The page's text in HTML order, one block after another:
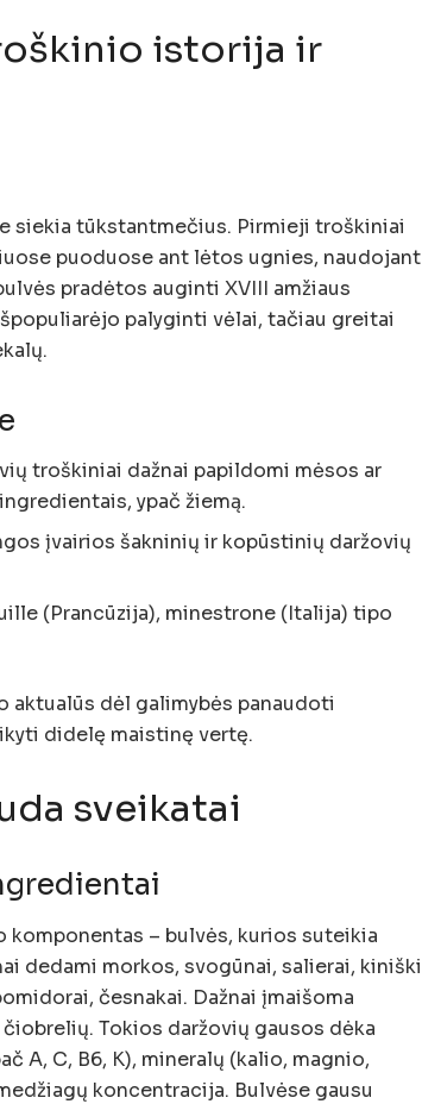
istorija ir
siekia tūkstantmečius. Pirmieji troškiniai
puoduose ant lėtos ugnies, naudojant
pradėtos auginti XVIII amžiaus
palyginti vėlai, tačiau greitai
troškiniai dažnai papildomi mėsos ar
ypač žiemą.
įvairios šakninių ir kopūstinių daržovių
(Prancūzija), minestrone (Italija) tipo
dėl galimybės panaudoti
didelę maistinę vertę.
sveikatai
– bulvės, kurios suteikia
dedami morkos, svogūnai, salierai, kiniški
česnakai. Dažnai įmaišoma
Tokios daržovių gausos dėka
A, C, B6, K), mineralų (kalio, magnio,
koncentracija. Bulvėse gausu